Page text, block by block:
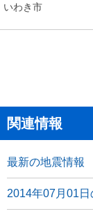
いわき市
関連情報
最新の地震情報
2014年07月01日